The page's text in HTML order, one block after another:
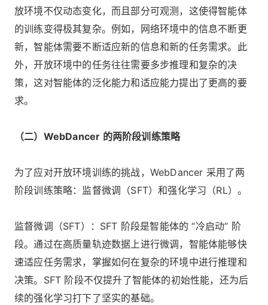
放环境不仅动态变化，而且部分可观测，这使得智能体
的训练变得极其复杂。例如，网络环境中的信息不断更
新，智能体需要不断适应新的信息和新的任务需求。此
外，开放环境中的任务往往需要多步推理和复杂的决
策，这对智能体的泛化能力和适应能力提出了更高的要
求。
（二）WebDancer 的两阶段训练策略
为了应对开放环境训练的挑战，WebDancer 采用了两
阶段训练策略：监督微调（SFT）和强化学习（RL）。
监督微调（SFT）：SFT 阶段是智能体的 “冷启动” 阶
段。通过在高质量轨迹数据上进行微调，智能体能够快
速适应任务需求，掌握如何在复杂的环境中进行推理和
决策。SFT 阶段不仅提升了智能体的初始性能，还为后
续的强化学习打下了坚实的基础。